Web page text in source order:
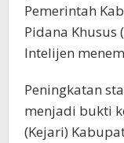
Pemerintah
Pidana Khusus
Intelijen
Peningkatan
menjadi bukti
(Kejari)